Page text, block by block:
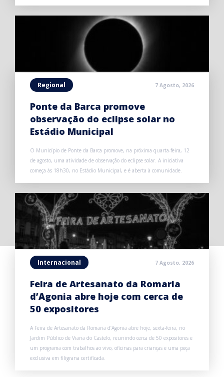
Regional 7 Agosto, 2026
Ponte da Barca promove
observação do eclipse solar no
Estádio Municipal
O Município de Ponte da Barca promove, na próxima quarta-feira, 12
de agosto, uma atividade de observação do eclipse solar. A iniciativa
começa às 18h30, no Estádio Municipal, e é aberta à comunidade.
Internacional 7 Agosto, 2026
Feira de Artesanato da Romaria
d’Agonia abre hoje com cerca de
50 expositores
A Feira de Artesanato da Romaria d’Agonia abre hoje, sexta-feira, no
Jardim Público de Viana do Castelo, reunindo cerca de 50 expositores e
um programa com trabalhos ao vivo, oficinas para crianças e uma peça
exclusiva em filigrana certificada.